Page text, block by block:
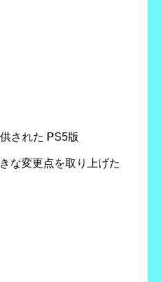
された PS5版
な変更点を取り上げた